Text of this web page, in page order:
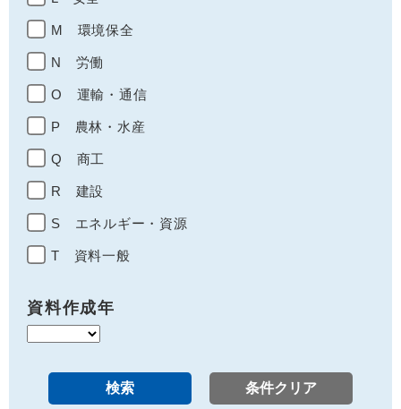
M 環境保全
N 労働
O 運輸・通信
P 農林・水産
Q 商工
R 建設
S エネルギー・資源
T 資料一般
資料作成年